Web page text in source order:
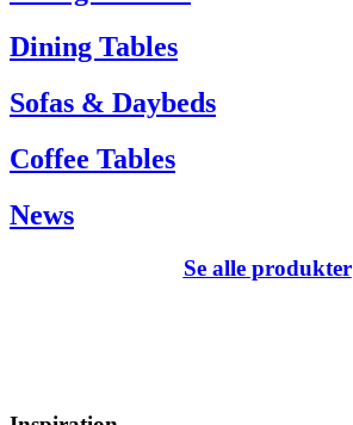
Dining Tables
Sofas & Daybeds
Coffee Tables
News
Se alle produkter